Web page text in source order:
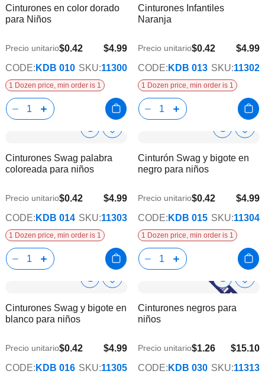
Info la
deseos
Cinturones en color dorado
para Niños
$4.99
Precio unitario$0.42
CODE: KDB 010 SKU:11300
1 Dozen price, min order is 1
Info
Cinturones Infantiles
Naranja
$4.99
Precio unitario$0.42
CODE: KDB 013 SKU:11302
1 Dozen price, min order is 1
Show
Info
Añadir
la
deseos
Cinturones Swag palabra
coloreada para niños
$4.99
Precio unitario$0.42
CODE: KDB 014 SKU:11303
1 Dozen price, min order is 1
Show
Info la
Cinturón Swag y bigote en
negro para niños
$4.99
Precio unitario$0.42
CODE: KDB 015 SKU:11304
1 Dozen price, min order is 1
Show
Info
Añadir
la
deseos
Cinturones Swag y bigote en
blanco para niños
$4.99
Precio unitario$0.42
CODE: KDB 016 SKU:11305
Show
Info
Cinturones negros para
niños
$15.10
$12.27
Precio unitario$1.26
CODE: KDB 030 SKU:11313